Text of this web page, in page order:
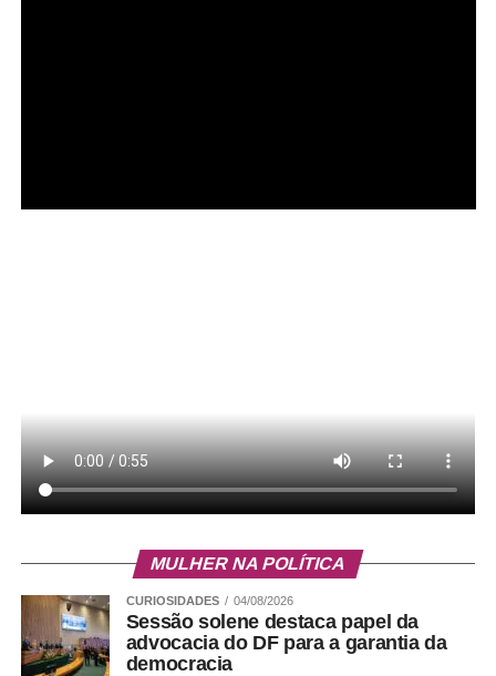
MULHER NA POLÍTICA
CURIOSIDADES 04/08/2026
Sessão solene destaca papel da
advocacia do DF para a garantia da
democracia